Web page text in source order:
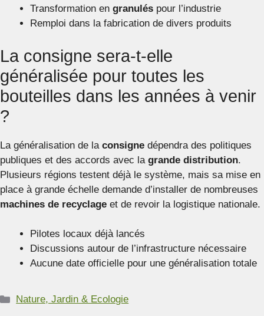
Transformation en granulés pour l’industrie
Remploi dans la fabrication de divers produits
La consigne sera-t-elle
généralisée pour toutes les
bouteilles dans les années à venir
?
La généralisation de la consigne dépendra des politiques
publiques et des accords avec la grande distribution.
Plusieurs régions testent déjà le système, mais sa mise en
place à grande échelle demande d’installer de nombreuses
machines de recyclage et de revoir la logistique nationale.
Pilotes locaux déjà lancés
Discussions autour de l’infrastructure nécessaire
Aucune date officielle pour une généralisation totale
Catégories
Nature, Jardin & Ecologie